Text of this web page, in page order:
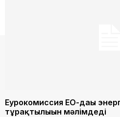
Еурокомиссия ЕО-дағы
тұрақтылығын мәлімдеді